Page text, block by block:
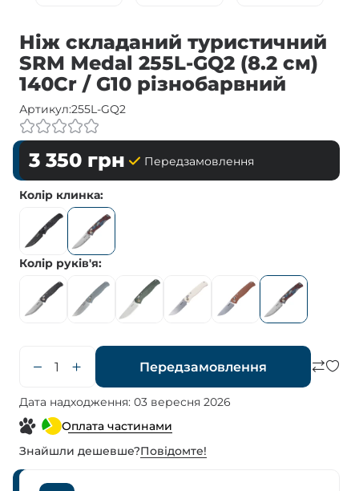
Ніж складаний туристичний
SRM Medal 255L-GQ2 (8.2 см)
140Cr / G10 різнобарвний
Артикул:255L-GQ2
3 350 грн Передзамовлення
Колір клинка
Колір руків'я
Передзамовлення
Дата надходження: 03 вересня 2026
Оплата частинами
Знайшли дешевше?Повiдомте!